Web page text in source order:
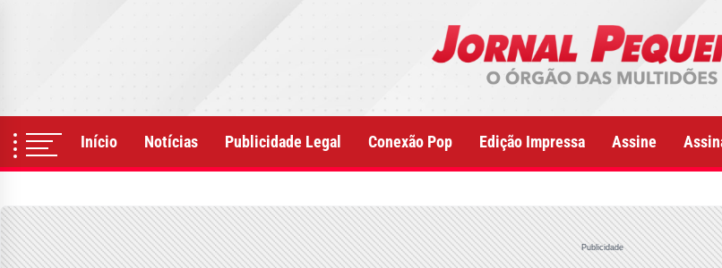
Início Notícias Publicidade Legal Conexão Pop Edição Impressa Assine
Publicidade